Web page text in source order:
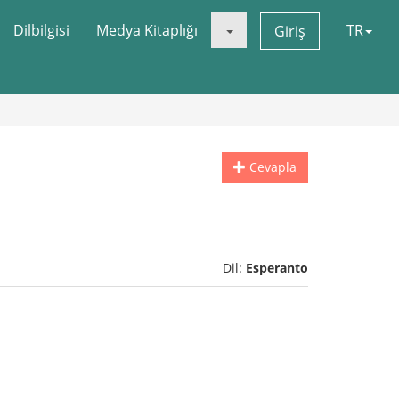
Dilbilgisi Medya Kitaplığı Giriş TR
Cevapla
Dil: Esperanto